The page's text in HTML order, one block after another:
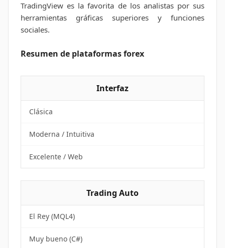
TradingView es la favorita de los analistas por sus
herramientas gráficas superiores y funciones
sociales.
Resumen de plataformas forex
Interfaz
Clásica
Moderna / Intuitiva
Excelente / Web
Trading Auto
El Rey (MQL4)
Muy bueno (C#)